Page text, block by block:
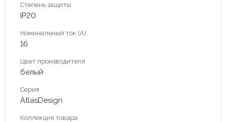
Степень защиты
IP20
Номинальный ток (А)
16
Цвет производителя
белый
Серия
AtlasDesign
Коллекция товара